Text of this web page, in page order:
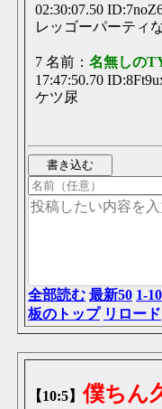
02:30:07.50
レッゴーパーティ
7 名前： 名無しの
17:47:50.70
ケツ尿
全部読む 最新50 1-
板のトップ リロード
【10:5】僕ちん